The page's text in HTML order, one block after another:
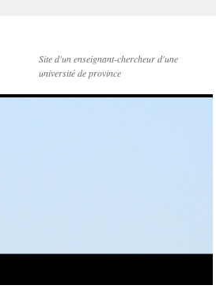
Site d'un enseignant-chercheur d'une
université de province